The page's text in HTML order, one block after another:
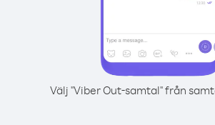
Välj "Viber Out-samtal" från